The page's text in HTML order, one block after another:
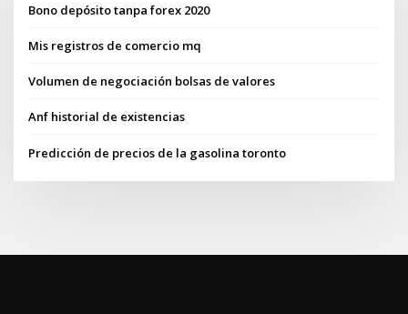
Bono depósito tanpa forex 2020
Mis registros de comercio mq
Volumen de negociación bolsas de valores
Anf historial de existencias
Predicción de precios de la gasolina toronto